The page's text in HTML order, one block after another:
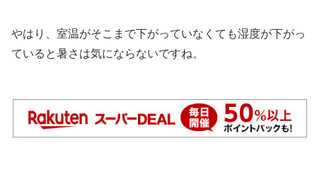
やはり、室温がそこまで下がっていなくても湿度が下がっ
ていると暑さは気にならないですね。